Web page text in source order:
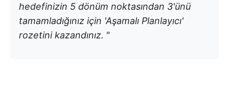
hedefinizin 5 dönüm noktasından 3'ünü
tamamladığınız için 'Aşamalı Planlayıcı'
rozetini kazandınız. "